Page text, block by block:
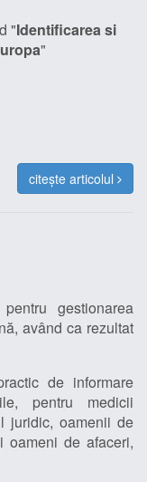
"Identificarea si
"
citește articolul
gestionarea
având ca rezultat
de informare
pentru medicii
juridic, oamenii de
oameni de afaceri,